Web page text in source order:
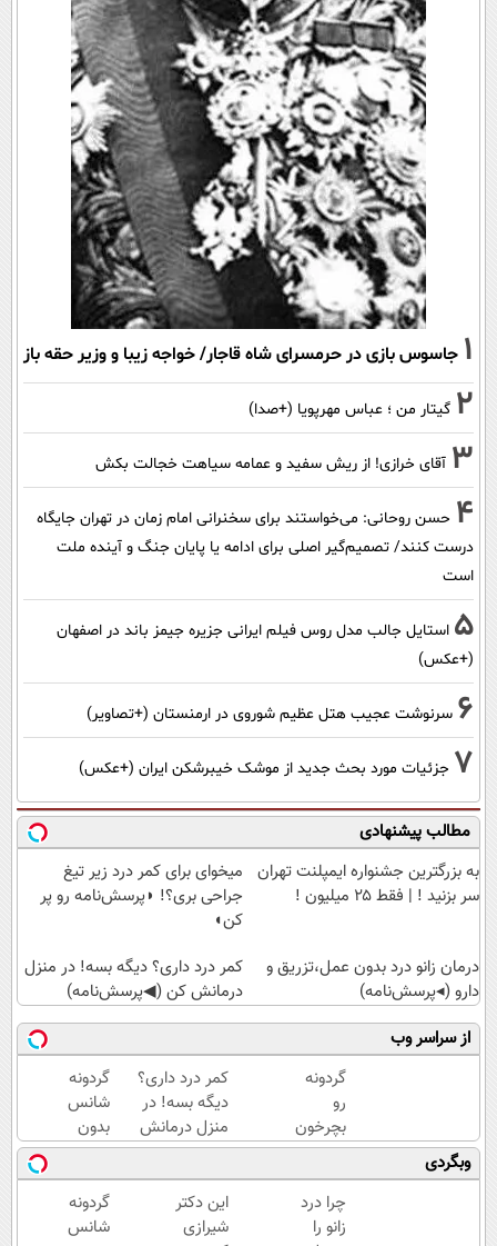
1 جاسوس بازی در حرمسرای شاه قاجار/ خواجه زیبا و وزیر حقه باز
2 گیتار من ؛ عباس مهرپویا (+صدا)
3 آقای خرازی! از ریش سفید و عمامه سیاهت خجالت بکش
4 حسن روحانی: می‌خواستند برای سخنرانی امام زمان در تهران جایگاه
درست کنند/ تصمیم‌گیر اصلی برای ادامه یا پایان جنگ و آینده ملت
است
5 استایل جالب مدل روس فیلم ایرانی جزیره جیمز باند در اصفهان
(+عکس)
6 سرنوشت عجیب هتل عظیم شوروی در ارمنستان (+تصاویر)
7 جزئیات مورد بحث جدید از موشک خیبرشکن ایران (+عکس)
مطالب پیشنهادی
به بزرگترین جشنواره ایمپلنت تهران
سر بزنید ! | فقط ۲۵ میلیون !
میخوای برای کمر درد زیر تیغ
جراحی بری؟! ◗پرسش‌نامه رو پر
کن◖
درمان زانو درد بدون عمل،تزریق و
دارو (◂پرسش‌نامه)
کمر درد داری؟ دیگه بسه! در منزل
درمانش کن (◀پرسش‌نامه)
از سراسر وب
گردونه
رو
بچرخون
آیفون17
ببر 🔥
کمر درد داری؟
دیگه بسه! در
منزل درمانش
کن
(◀پرسش‌نامه)
گردونه
شانس
بدون
پوچ از
PS5
تا
آیفون17
وبگردی
چرا درد
زانو را
این دکتر
شیرازی
گردونه
شانس